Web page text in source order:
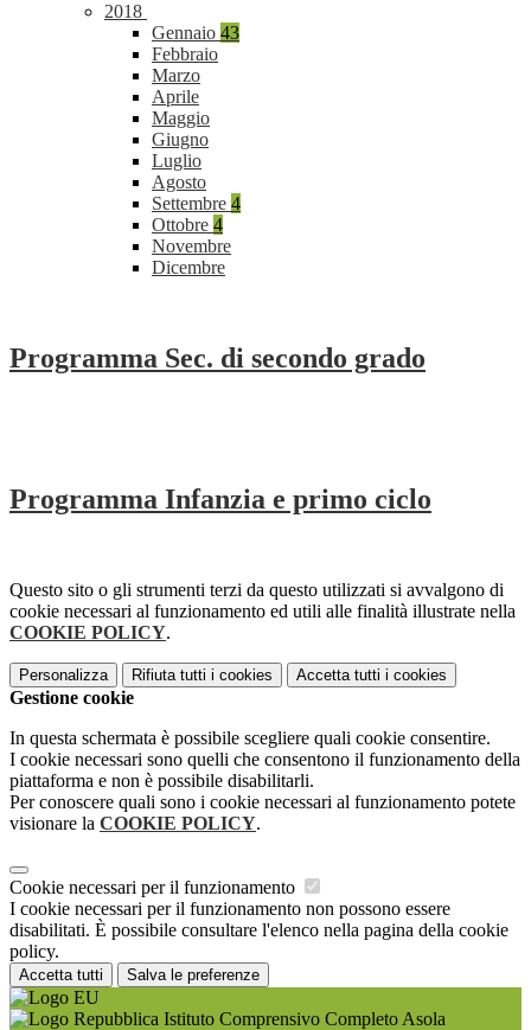
2018
Gennaio 43
Febbraio
Marzo
Aprile
Maggio
Giugno
Luglio
Agosto
Settembre 4
Ottobre 4
Novembre
Dicembre
Programma Sec. di secondo grado
Programma Infanzia e primo ciclo
Questo sito o gli strumenti terzi da questo utilizzati si avvalgono di
cookie necessari al funzionamento ed utili alle finalità illustrate nella
COOKIE POLICY.
Personalizza Rifiuta tutti i cookies Accetta tutti i cookies
Gestione cookie
In questa schermata è possibile scegliere quali cookie consentire.
I cookie necessari sono quelli che consentono il funzionamento della
piattaforma e non è possibile disabilitarli.
Per conoscere quali sono i cookie necessari al funzionamento potete
visionare la COOKIE POLICY.
Cookie necessari per il funzionamento
I cookie necessari per il funzionamento non possono essere
disabilitati. È possibile consultare l'elenco nella pagina della cookie
policy.
Accetta tutti Salva le preferenze
Istituto Comprensivo Completo Asola